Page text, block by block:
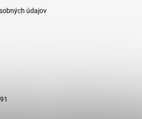
údajov